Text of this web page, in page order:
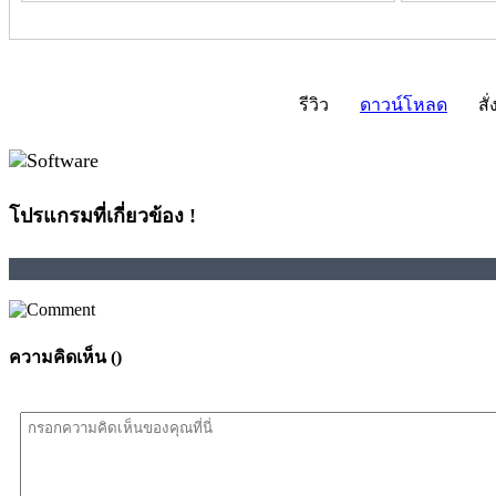
รีวิว ดาวน์โหลด สั่
โปรแกรมที่เกี่ยวข้อง !
ความคิดเห็น ()